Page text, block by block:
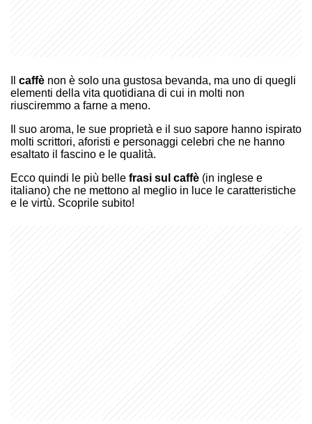
caffè non è solo una gustosa bevanda, ma uno di quegli
elementi della vita quotidiana di cui in molti non
riusciremmo a farne a meno.
Il suo aroma, le sue proprietà e il suo sapore hanno ispirato
molti scrittori, aforisti e personaggi celebri che ne hanno
esaltato il fascino e le qualità.
Ecco quindi le più belle frasi sul caffè (in inglese e
italiano) che ne mettono al meglio in luce le caratteristiche
e le virtù. Scoprile subito!